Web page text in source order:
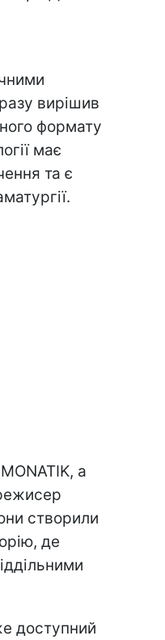
вирішив
формату
має
та є
а
створили
де
доступний